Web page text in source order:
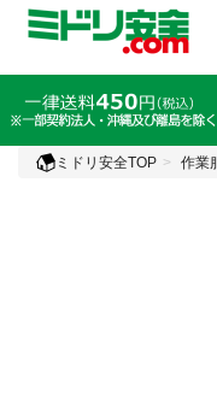
ミドリ安全TOP 作業